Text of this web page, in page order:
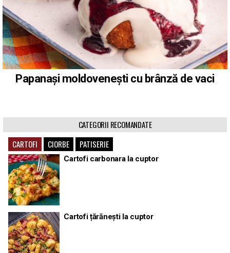
Papanași moldovenești cu brânză de vaci
CATEGORII RECOMANDATE
CARTOFI
CIORBE PATISERIE
Cartofi carbonara la cuptor
Cartofi țărănești la cuptor